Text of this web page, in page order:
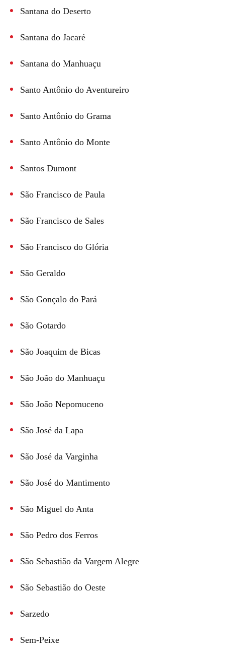
Santana do Deserto
Santana do Jacaré
Santana do Manhuaçu
Santo Antônio do Aventureiro
Santo Antônio do Grama
Santo Antônio do Monte
Santos Dumont
São Francisco de Paula
São Francisco de Sales
São Francisco do Glória
São Geraldo
São Gonçalo do Pará
São Gotardo
São Joaquim de Bicas
São João do Manhuaçu
São João Nepomuceno
São José da Lapa
São José da Varginha
São José do Mantimento
São Miguel do Anta
São Pedro dos Ferros
São Sebastião da Vargem Alegre
São Sebastião do Oeste
Sarzedo
Sem-Peixe